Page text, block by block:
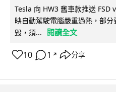
Tesla 向 HW3 舊車款推送 FSD
映自動駕駛電腦嚴重過熱，部
毀，須...
閱讀全文
10 1 ↗ 分享